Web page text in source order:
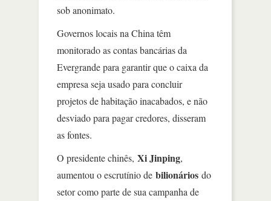
sob anonimato.
Governos locais na China têm
monitorado as contas bancárias da
Evergrande para garantir que o caixa da
empresa seja usado para concluir
projetos de habitação inacabados, e não
desviado para pagar credores, disseram
as fontes.
O presidente chinês, Xi Jinping,
aumentou o escrutínio de bilionários do
setor como parte de sua campanha de